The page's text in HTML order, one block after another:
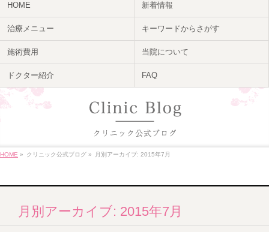
HOME 新着情報
治療メニュー キーワードからさがす
施術費用 当院について
ドクター紹介 FAQ
HOME » クリニック公式ブログ » 月別アーカイブ: 2015年7月
月別アーカイブ: 2015年7月